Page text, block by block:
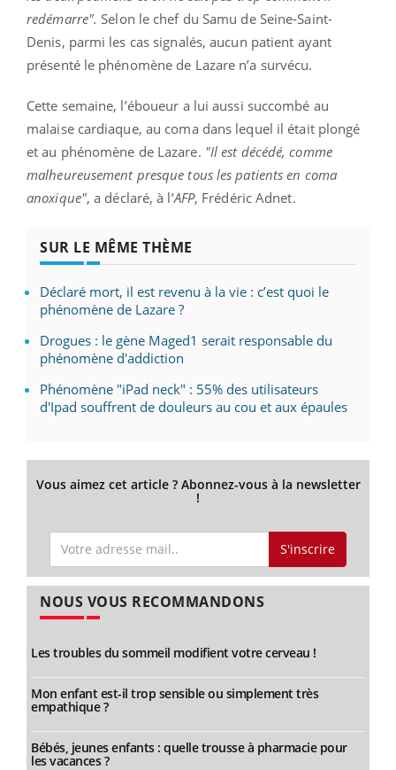
redémarre". Selon le chef du Samu de Seine-Saint-
Denis, parmi les cas signalés, aucun patient ayant
présenté le phénomène de Lazare n’a survécu.
Cette semaine, l’éboueur a lui aussi succombé au
malaise cardiaque, au coma dans lequel il était plongé
et au phénomène de Lazare. "Il est décédé, comme
malheureusement presque tous les patients en coma
anoxique", a déclaré, à l’AFP, Frédéric Adnet.
SUR LE MÊME THÈME
Déclaré mort, il est revenu à la vie : c’est quoi le
phénomène de Lazare ?
Drogues : le gène Maged1 serait responsable du
phénomène d'addiction
Phénomène "iPad neck" : 55% des utilisateurs
d'Ipad souffrent de douleurs au cou et aux épaules
Vous aimez cet article ? Abonnez-vous à la newsletter
!
S'inscrire
NOUS VOUS RECOMMANDONS
Les troubles du sommeil modifient votre cerveau !
Mon enfant est-il trop sensible ou simplement très
empathique ?
Bébés, jeunes enfants : quelle trousse à pharmacie pour
les vacances ?